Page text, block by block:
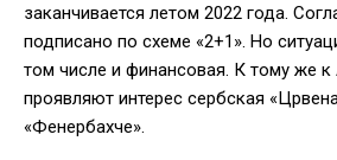
заканчивается летом 2022 года.
подписано по схеме «2+1». Но
том числе и финансовая. К тому же к
проявляют интерес сербская
«Фенербахче».